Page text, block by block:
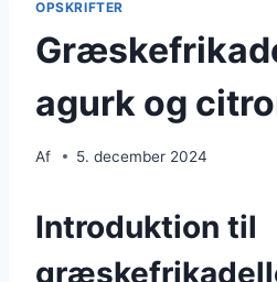
OPSKRIFTER
agurk og
Af 5. december 2024
Introduktion til